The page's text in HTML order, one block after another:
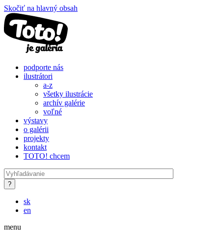
Skočiť na hlavný obsah
podporte nás
ilustrátori
a-z
všetky ilustrácie
archív galérie
voľné
výstavy
o galérii
projekty
kontakt
TOTO! chcem
sk
en
menu